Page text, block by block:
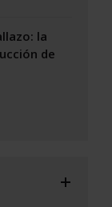
la
de